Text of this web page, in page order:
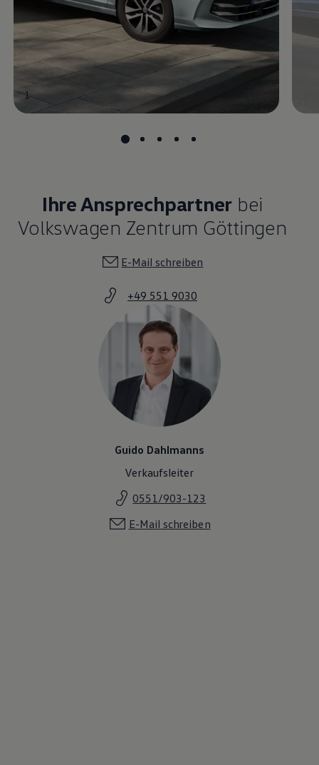
1
Ihre Ansprechpartner bei
Volkswagen Zentrum Göttingen
E-Mail schreiben
+49 551 9030
Guido Dahlmanns
Verkaufsleiter
0551/903-123
E-Mail schreiben